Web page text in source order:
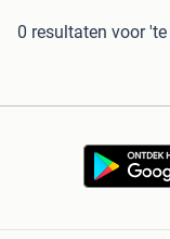
0 resultaten voor